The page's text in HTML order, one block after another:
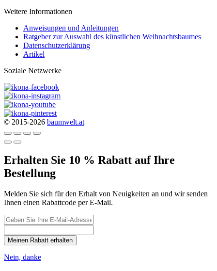
Weitere Informationen
Anweisungen und Anleitungen
Ratgeber zur Auswahl des künstlichen Weihnachtsbaumes
Datenschutzerklärung
Artikel
Soziale Netzwerke
© 2015-2026 baumwelt.at
Erhalten Sie 10 % Rabatt auf Ihre
Bestellung
Melden Sie sich für den Erhalt von Neuigkeiten an und wir senden
Ihnen einen Rabattcode per E-Mail.
Meinen Rabatt erhalten
Nein, danke